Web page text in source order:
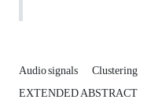
Audio signals Clustering
EXTENDED ABSTRACT